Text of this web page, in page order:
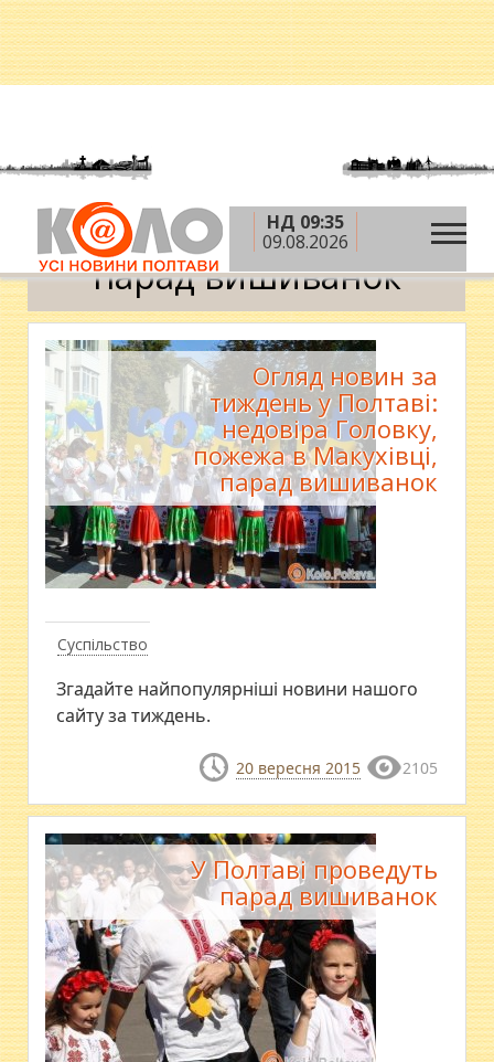
НД 09:35
09.08.2026
Головна » парад вишиванок
парад вишиванок
Суспільство
Огляд новин за
тиждень у Полтаві:
недовіра Головку,
пожежа в Макухівці,
парад вишиванок
Згадайте найпопулярніші новини нашого
сайту за тиждень.
20 вересня 2015 2105
У Полтаві проведуть
парад вишиванок